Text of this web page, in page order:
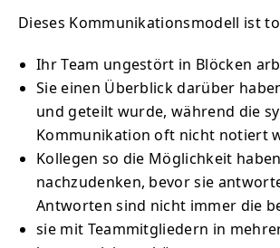
Dieses Kommunikationsmodell ist
Ihr Team ungestört in Blöcken
Sie einen Überblick darüber
und geteilt wurde, während die
Kommunikation oft nicht notiert
Kollegen so die Möglichkeit haben
nachzudenken, bevor sie
Antworten sind nicht immer die
sie mit Teammitgliedern in